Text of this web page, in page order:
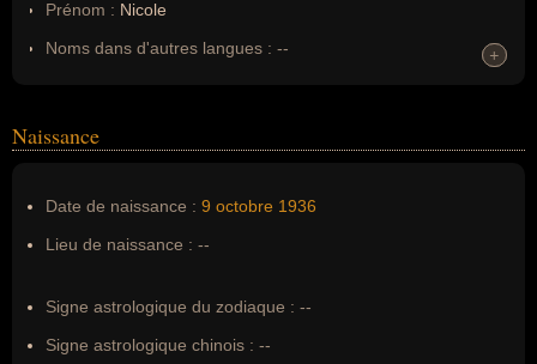
Prénom : Nicole
Noms dans d'autres langues : --
Nom de famille :Croisille
+
+
Naissance
Date de naissance : 9 octobre 1936
Lieu de naissance : --
Signe astrologique du zodiaque : --
Signe astrologique chinois : --